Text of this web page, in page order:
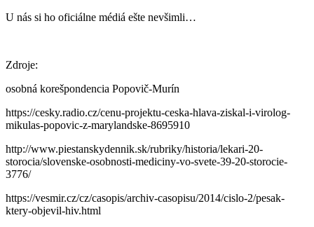
U nás si ho oficiálne médiá ešte nevšimli…
Zdroje:
osobná korešpondencia Popovič-Murín
https://cesky.radio.cz/cenu-projektu-ceska-hlava-ziskal-i-virolog-
mikulas-popovic-z-marylandske-8695910
http://www.piestanskydennik.sk/rubriky/historia/lekari-20-
storocia/slovenske-osobnosti-mediciny-vo-svete-39-20-storocie-
3776/
https://vesmir.cz/cz/casopis/archiv-casopisu/2014/cislo-2/pesak-
ktery-objevil-hiv.html